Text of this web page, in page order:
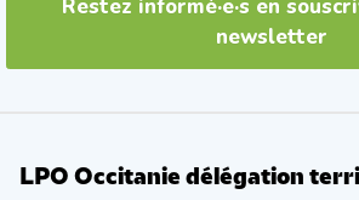
Restez informé·e·s en
newsletter
LPO Occitanie délégation